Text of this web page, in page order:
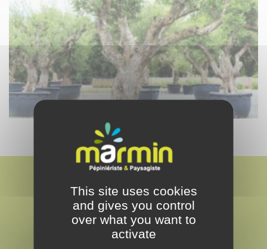
MARMIN
This site uses cookies
and gives you control
over what you want to
activate